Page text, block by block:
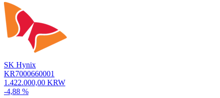
SK Hynix
KR7000660001
1.422.000,00 KRW
-4,88 %